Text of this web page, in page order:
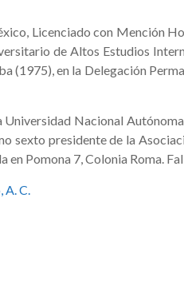
Licenciado con Mención
de Altos Estudios
(1975), en la Delegación
Universidad Nacional
sexto presidente de la
en Pomona 7, Colonia Roma.
A. C.